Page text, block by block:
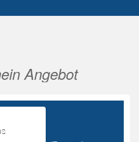
Angebot